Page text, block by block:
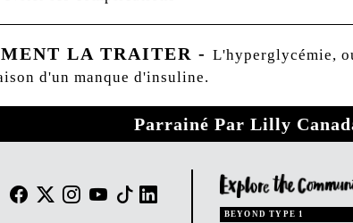
LA TRAITER - L'hyperglycémie,
d'un manque d'insuline.
Parrainé Par Lilly
BEYOND TYPE 1